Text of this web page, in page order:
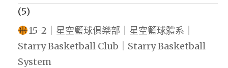
(5)
15-2｜星空籃球俱樂部｜星空籃球體系｜
Starry Basketball Club｜Starry Basketball
System